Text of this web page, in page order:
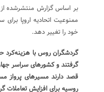
ممنوعیت اتحادیه اروپا
خود را تغییر دهد.
گرفتند و کشورهای سراسر
قصد دارند مسیرهای پرواز
روسیه برای افزایش تعاملات